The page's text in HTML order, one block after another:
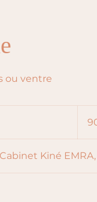
ou ventre
Cabinet Kiné